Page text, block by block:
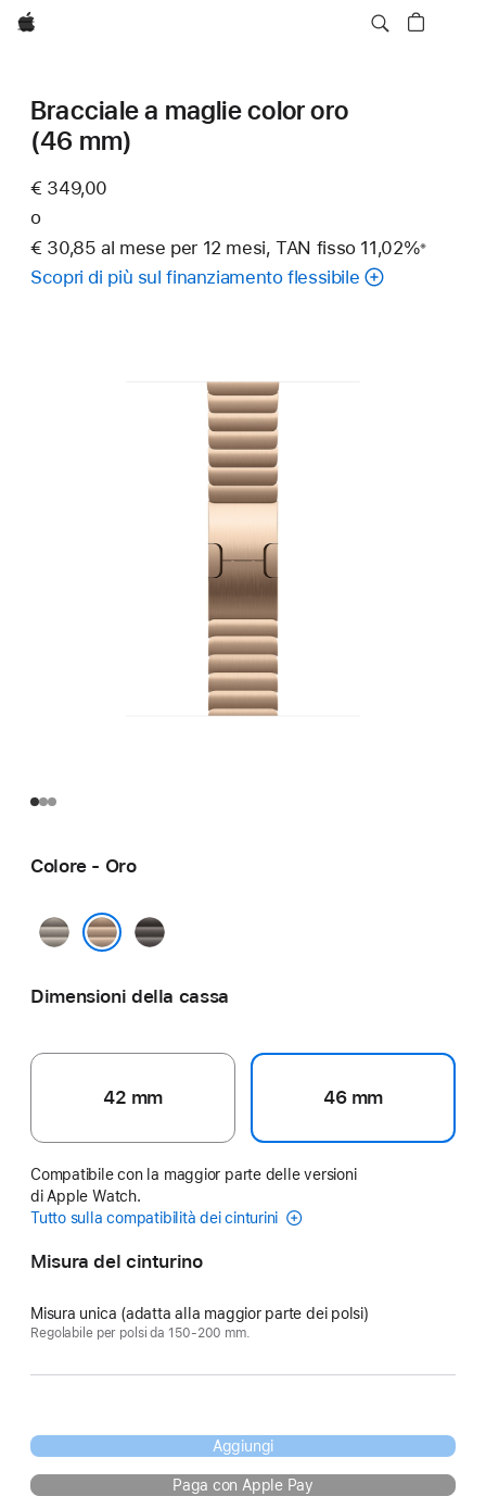
Apple
Bracciale a maglie color oro
(46 mm)
€ 349,00
o
€ 30,85 al mese per 12 mesi, TAN fisso 11,02%※
Scopri di più sul finanziamento flessibile
Colore - Oro
Naturale Ardesia
Dimensioni della cassa
42 mm 46 mm
Compatibile con la maggior parte delle versioni
di Apple Watch.
Tutto sulla compatibilità dei cinturini
Misura del cinturino
Misura unica (adatta alla maggior parte dei polsi)
Regolabile per polsi da 150-200 mm.
Aggiungi
Paga con Apple Pay